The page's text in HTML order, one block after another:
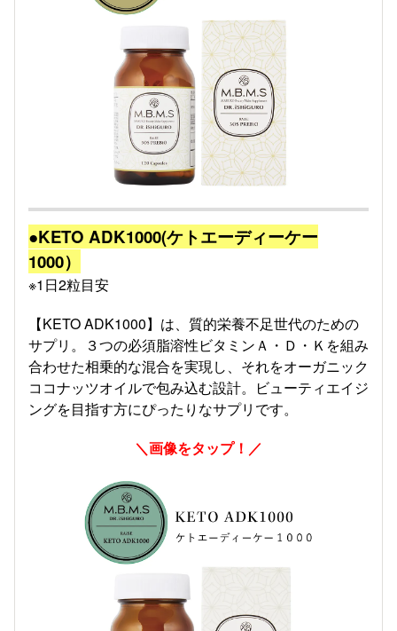
●KETO ADK1000(ケトエーディーケー
1000）
※1日2粒目安
【KETO ADK1000】は、質的栄養不足世代のための
サプリ。３つの必須脂溶性ビタミンＡ・Ｄ・Ｋを組み
合わせた相乗的な混合を実現し、それをオーガニック
ココナッツオイルで包み込む設計。ビューティエイジ
ングを目指す方にぴったりなサプリです。
＼画像をタップ！／